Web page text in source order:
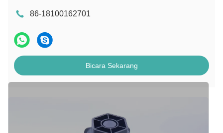
86-18100162701
Bicara Sekarang